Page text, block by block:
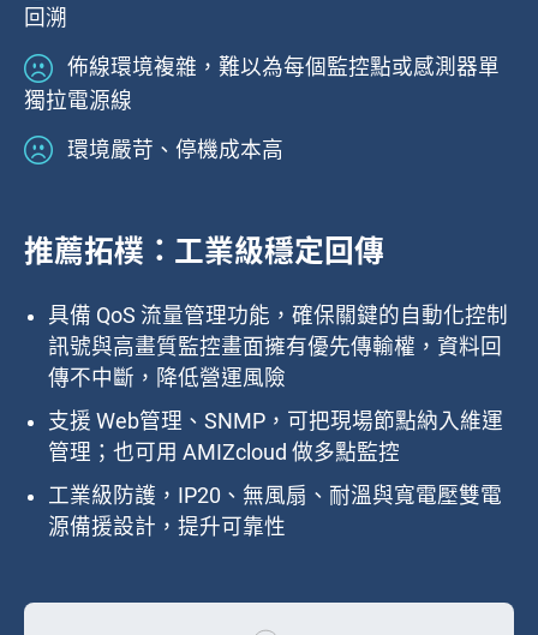
回溯
佈線環境複雜，難以為每個監控點或感測器單
獨拉電源線
環境嚴苛、停機成本高
推薦拓樸：工業級穩定回傳
具備 QoS 流量管理功能，確保關鍵的自動化控制
訊號與高畫質監控畫面擁有優先傳輸權，資料回
傳不中斷，降低營運風險
支援 Web管理、SNMP，可把現場節點納入維運
管理；也可用 AMIZcloud 做多點監控
工業級防護，IP20、無風扇、耐溫與寬電壓雙電
源備援設計，提升可靠性